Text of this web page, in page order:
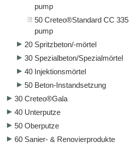
pump
50 Creteo®Standard CC 335
pump
20 Spritzbeton/-mörtel
30 Spezialbeton/Spezialmörtel
40 Injektionsmörtel
50 Beton-Instandsetzung
30 Creteo®Gala
40 Unterputze
50 Oberputze
60 Sanier- & Renovierprodukte
Impressum|Datenschutz|AGB|
© 2025 Raiffeisen Lagerhaus Salzburg
jubacon